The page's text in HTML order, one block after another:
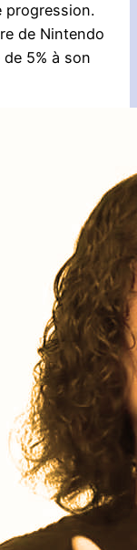
progression.
de Nintendo
5% à son